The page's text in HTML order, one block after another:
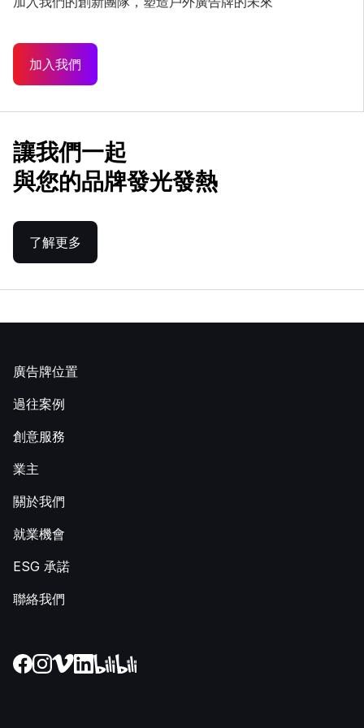
加入我們
讓我們一起
與您的品牌發光發熱
了解更多
廣告牌位置
過往案例
創意服務
業主
關於我們
就業機會
ESG 承諾
聯絡我們